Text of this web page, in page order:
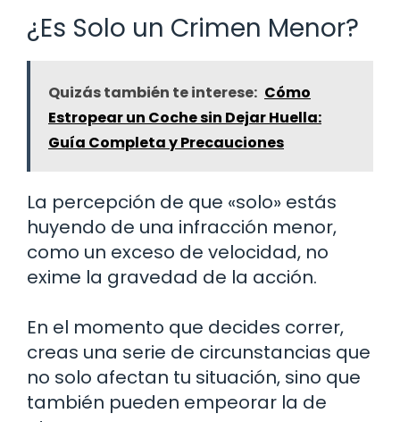
¿Es Solo un Crimen Menor?
Quizás también te interese: Cómo
Estropear un Coche sin Dejar Huella:
Guía Completa y Precauciones
La percepción de que «solo» estás
huyendo de una infracción menor,
como un exceso de velocidad, no
exime la gravedad de la acción.
En el momento que decides correr,
creas una serie de circunstancias que
no solo afectan tu situación, sino que
también pueden empeorar la de